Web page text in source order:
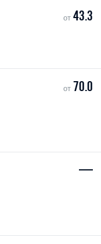
от43.3
от 70.0
—